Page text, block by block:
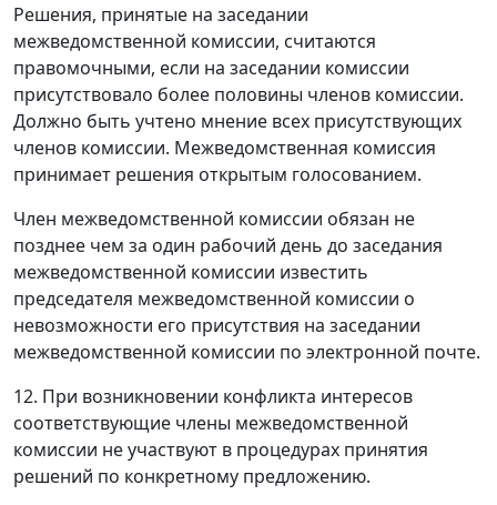
Решения, принятые на заседании
межведомственной комиссии, считаются
правомочными, если на заседании комиссии
присутствовало более половины членов комиссии.
Должно быть учтено мнение всех присутствующих
членов комиссии. Межведомственная комиссия
принимает решения открытым голосованием.
Член межведомственной комиссии обязан не
позднее чем за один рабочий день до заседания
межведомственной комиссии известить
председателя межведомственной комиссии о
невозможности его присутствия на заседании
межведомственной комиссии по электронной почте.
12. При возникновении конфликта интересов
соответствующие члены межведомственной
комиссии не участвуют в процедурах принятия
решений по конкретному предложению.